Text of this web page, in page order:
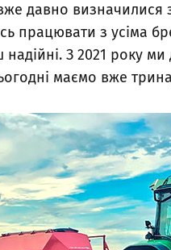
давно визначилися
працювати з усіма
надійні. З 2021 року
маємо вже